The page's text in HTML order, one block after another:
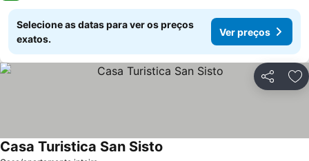
Selecione as datas para ver os preços
exatos.
Ver preços
Partilhar
Casa Turistica San Sisto